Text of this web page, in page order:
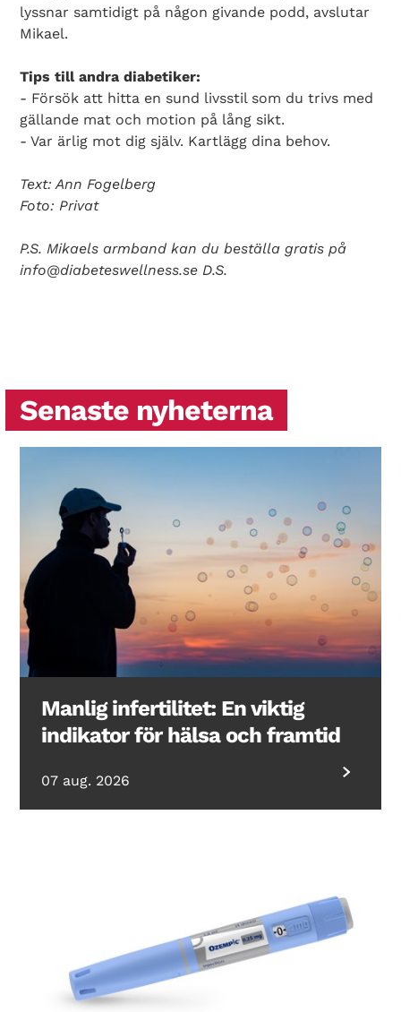
lyssnar samtidigt på någon givande podd, avslutar
Mikael.
Tips till andra diabetiker:
- Försök att hitta en sund livsstil som du trivs med
gällande mat och motion på lång sikt.
- Var ärlig mot dig själv. Kartlägg dina behov.
Text: Ann Fogelberg
Foto: Privat
P.S. Mikaels armband kan du beställa gratis på
info@diabeteswellness.se D.S.
Senaste nyheterna
Manlig infertilitet: En viktig
indikator för hälsa och framtid
07 aug. 2026